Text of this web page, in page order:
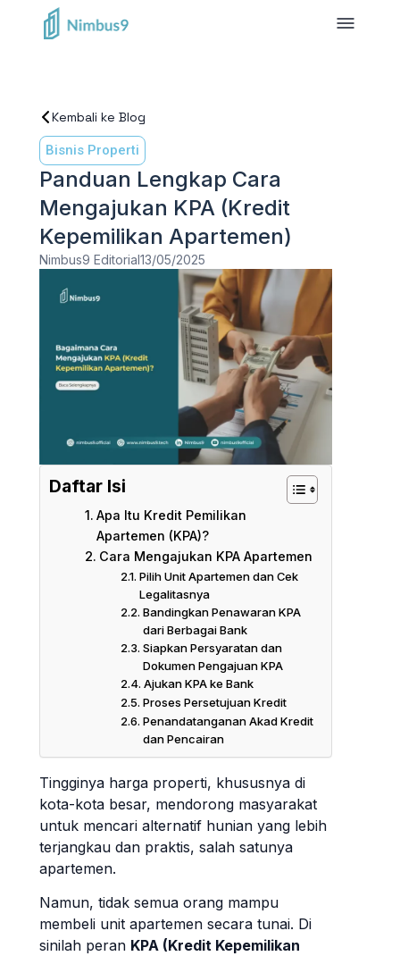
Kembali ke Blog
Bisnis Properti
Panduan Lengkap Cara
Mengajukan KPA (Kredit
Kepemilikan Apartemen)
Nimbus9 Editorial13/05/2025
Daftar Isi
Apa Itu Kredit Pemilikan
Apartemen (KPA)?
Cara Mengajukan KPA Apartemen
Pilih Unit Apartemen dan Cek
Legalitasnya
Bandingkan Penawaran KPA
dari Berbagai Bank
Siapkan Persyaratan dan
Dokumen Pengajuan KPA
Ajukan KPA ke Bank
Proses Persetujuan Kredit
Penandatanganan Akad Kredit
dan Pencairan
Tingginya harga properti, khususnya di
kota-kota besar, mendorong masyarakat
untuk mencari alternatif hunian yang lebih
terjangkau dan praktis, salah satunya
apartemen.
Namun, tidak semua orang mampu
membeli unit apartemen secara tunai. Di
sinilah peran KPA (Kredit Kepemilikan